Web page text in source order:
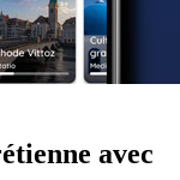
avec